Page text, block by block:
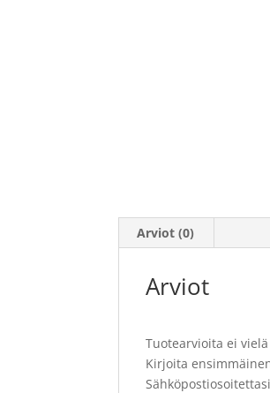
Arviot (0)
Arviot
Tuotearvioita ei
Kirjoita